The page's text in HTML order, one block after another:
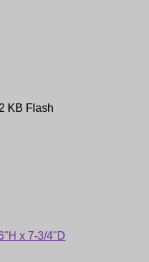
KB Flash
x 7-3/4"D